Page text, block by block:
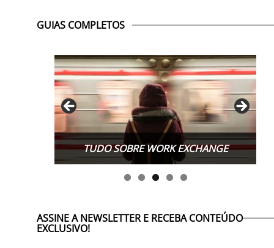
GUIAS COMPLETOS
TUDO SOBRE WORK EXCHANGE
ASSINE A NEWSLETTER E RECEBA CONTEÚDO
EXCLUSIVO!